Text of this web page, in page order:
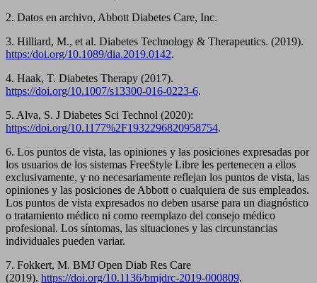
2. Datos en archivo, Abbott Diabetes Care, Inc.
3. Hilliard, M., et al. Diabetes Technology & Therapeutics. (2019).
https:/doi.org/10.1089/dia.2019.0142.
4. Haak, T. Diabetes Therapy (2017).
https://doi.org/10.1007/s13300-016-0223-6.
5. Alva, S. J Diabetes Sci Technol (2020):
https://doi.org/10.1177%2F1932296820958754.
6. Los puntos de vista, las opiniones y las posiciones expresadas por
los usuarios de los sistemas FreeStyle Libre les pertenecen a ellos
exclusivamente, y no necesariamente reflejan los puntos de vista, las
opiniones y las posiciones de Abbott o cualquiera de sus empleados.
Los puntos de vista expresados no deben usarse para un diagnóstico
o tratamiento médico ni como reemplazo del consejo médico
profesional. Los síntomas, las situaciones y las circunstancias
individuales pueden variar.
7. Fokkert, M. BMJ Open Diab Res Care
(2019). https://doi.org/10.1136/bmjdrc-2019-000809.